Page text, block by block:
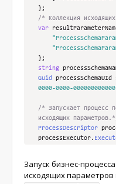
};
/* Коллекция
var
};
string
Guid processSchemaUId
0000-0000-
/* Запускает процесс
исходящих
ProcessDescriptor
processExecutor.
получением исходящих
ProcessDescriptor
Запуск бизнес-
исходящих